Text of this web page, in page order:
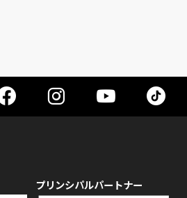
プリンシパルパートナー